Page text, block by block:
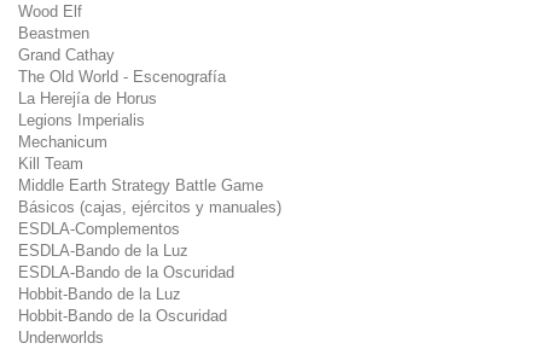
Wood Elf
Beastmen
Grand Cathay
The Old World - Escenografía
La Herejía de Horus
Legions Imperialis
Mechanicum
Kill Team
Middle Earth Strategy Battle Game
Básicos (cajas, ejércitos y manuales)
ESDLA-Complementos
ESDLA-Bando de la Luz
ESDLA-Bando de la Oscuridad
Hobbit-Bando de la Luz
Hobbit-Bando de la Oscuridad
Underworlds